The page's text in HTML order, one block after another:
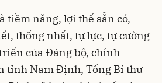
tiềm năng, lợi thế sẵn có,
thống nhất, tự lực, tự cường
của Đảng bộ, chính
tỉnh Nam Định, Tổng Bí thư